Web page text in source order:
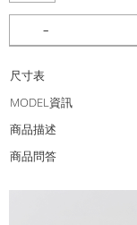
尺寸表
MODEL資訊
商品描述
商品問答